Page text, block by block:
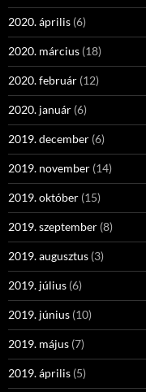
2020. április (6)
2020. március (18)
2020. február (12)
2020. január (6)
2019. december (6)
2019. november (14)
2019. október (15)
2019. szeptember (8)
2019. augusztus (3)
2019. július (6)
2019. június (10)
2019. május (7)
2019. április (5)